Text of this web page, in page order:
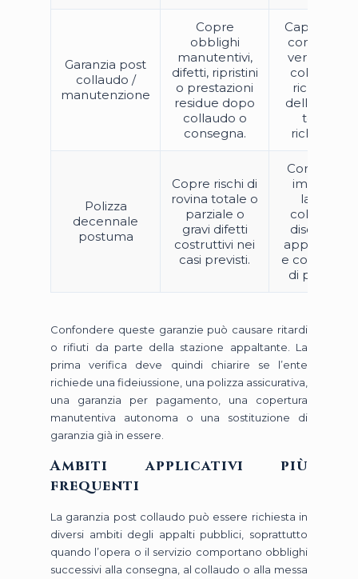
Garanzia post
collaudo /
manutenzione
Copre
obblighi
manutentivi,
difetti, ripristini
o prestazioni
residue dopo
collaudo o
consegna.
Capitolato,
contratto,
verbale di
collaudo,
richiesta
dell’ente e
testo
richiesto.
Polizza
decennale
postuma
Copre rischi di
rovina totale o
parziale o
gravi difetti
costruttivi nei
casi previsti.
Contratto,
importo
lavori,
collaudo,
disciplina
applicabile
e condizioni
di polizza.
Confondere queste garanzie può causare ritardi
o rifiuti da parte della stazione appaltante. La
prima verifica deve quindi chiarire se l’ente
richiede una fideiussione, una polizza assicurativa,
una garanzia per pagamento, una copertura
manutentiva autonoma o una sostituzione di
garanzia già in essere.
Ambiti applicativi più
frequenti
La garanzia post collaudo può essere richiesta in
diversi ambiti degli appalti pubblici, soprattutto
quando l’opera o il servizio comportano obblighi
successivi alla consegna, al collaudo o alla messa